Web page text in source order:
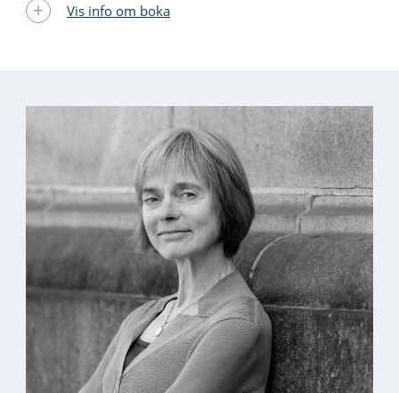
Vis info om boka